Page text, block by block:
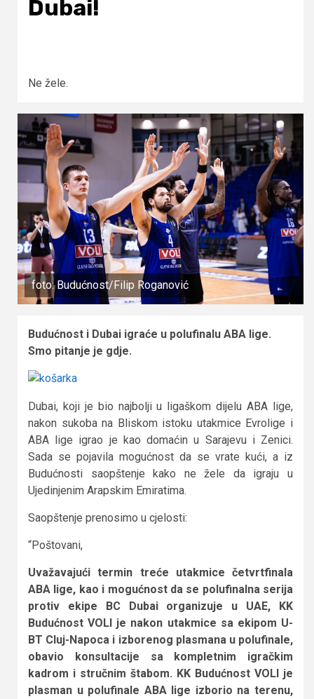
Dubai!
Ne žele.
foto: Budućnost/Filip Roganović
Budućnost i Dubai igraće u polufinalu ABA lige.
Smo pitanje je gdje.
Dubai, koji je bio najbolji u ligaškom dijelu ABA lige,
nakon sukoba na Bliskom istoku utakmice Evrolige i
ABA lige igrao je kao domaćin u Sarajevu i Zenici.
Sada se pojavila mogućnost da se vrate kući, a iz
Budućnosti saopštenje kako ne žele da igraju u
Ujedinjenim Arapskim Emiratima.
Saopštenje prenosimo u cjelosti:
“Poštovani,
Uvažavajući termin treće utakmice četvrtfinala
ABA lige, kao i mogućnost da se polufinalna serija
protiv ekipe BC Dubai organizuje u UAE, KK
Budućnost VOLI je nakon utakmice sa ekipom U-
BT Cluj-Napoca i izborenog plasmana u polufinale,
obavio konsultacije sa kompletnim igračkim
kadrom i stručnim štabom. KK Budućnost VOLI je
plasman u polufinale ABA lige izborio na terenu,